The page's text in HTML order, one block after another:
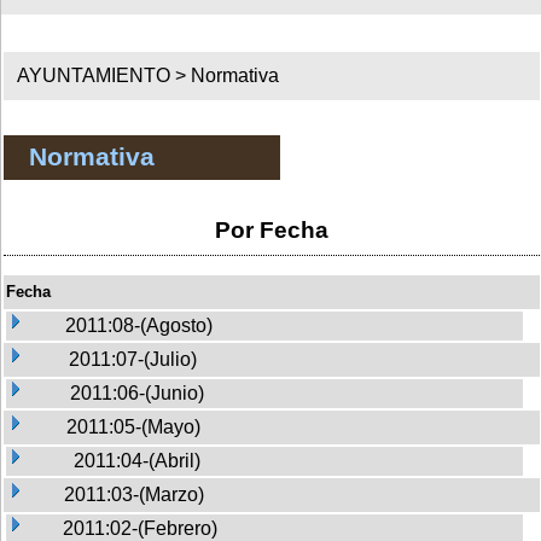
AYUNTAMIENTO > Normativa
Normativa
Por Fecha
Fecha
2011:08-(Agosto)
2011:07-(Julio)
2011:06-(Junio)
2011:05-(Mayo)
2011:04-(Abril)
2011:03-(Marzo)
2011:02-(Febrero)